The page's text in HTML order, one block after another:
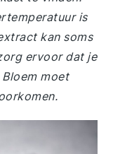
is
kan soms
ervoor dat je
moet